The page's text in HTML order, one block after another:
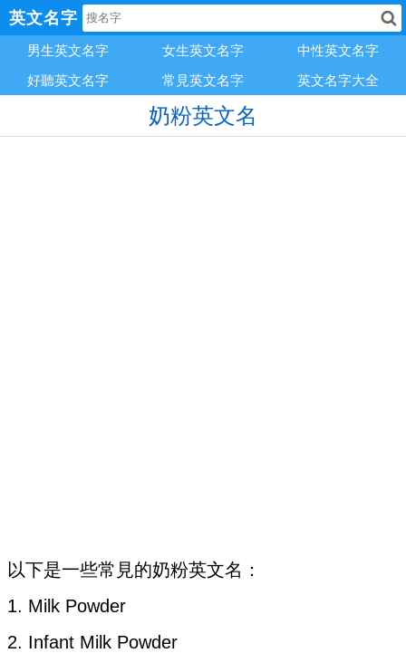
英文名字
男生英文名字 女生英文名字
中性英文名字
好聽英文名字
常見英文名字 英文名字大全
奶粉英文名
以下是一些常見的奶粉英文名：
1. Milk Powder
2. Infant Milk Powder